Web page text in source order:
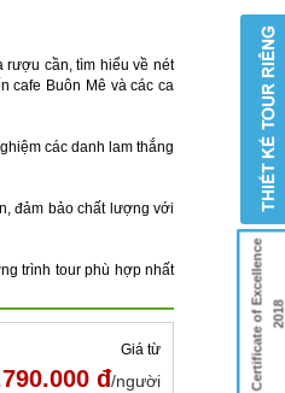
cần, tìm hiểu về nét
cafe Buôn Mê và các ca
các danh lam thắng
đảm bảo chất lượng với
trình tour phù hợp nhất
Giá từ
đ/người Certificate of Excellence 2018